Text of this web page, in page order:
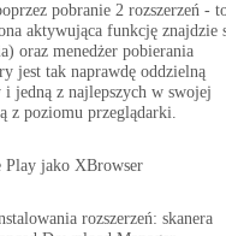
pobranie 2 rozszerzeń -
aktywująca funkcję znajdzie
oraz menedżer pobierania
jest tak naprawdę oddzielną
jedną z najlepszych w swojej
z poziomu przeglądarki.
Play jako XBrowser
rozszerzeń: skanera